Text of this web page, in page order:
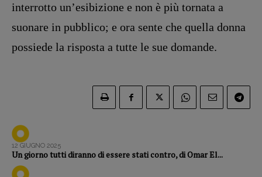
Stranimondi
Tornare a Ballard
Valerio Evangelisti
REDAZIONE
interrotto un’esibizione e non è più tornata a
suonare in pubblico; e ora sente che quella donna
possiede la risposta a tutte le sue domande.
12 GIUGNO 2025
Un giorno tutti diranno di essere stati contro, di Omar El...